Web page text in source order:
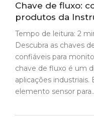
Chave de fluxo:
produtos da
Tempo de leitura: 2
Descubra as chaves
confiáveis para
chave de fluxo é um
aplicações
elemento sensor